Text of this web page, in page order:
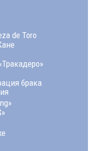
de Toro
брака